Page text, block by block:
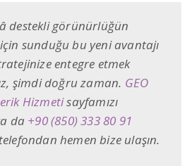
destekli görünürlüğün
sunduğu bu yeni avantajı
entegre etmek
şimdi doğru zaman. GEO
Hizmetisayfamızı
da +90 (850) 333 80 91
hemen bize ulaşın.